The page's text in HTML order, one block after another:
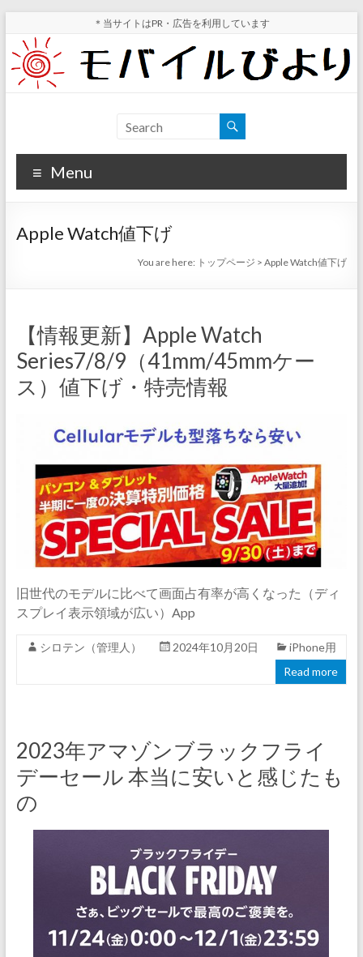
content
＊当サイトはPR・広告を利用しています
バ
イ
ル
び
ビュ
ホ値
サイ
ト
Menu
Apple Watch値下げ
You are here: トップページ >Apple Watch値下げ
【情報更新】Apple Watch
Series7/8/9（41mm/45mmケー
ス）値下げ・特売情報
旧世代のモデルに比べて画面占有率が高くなった（ディ
スプレイ表示領域が広い）App
シロテン（管理人） 2024年10月20日
iPhone用
Read more
2023年アマゾンブラックフライ
デーセール 本当に安いと感じたも
の